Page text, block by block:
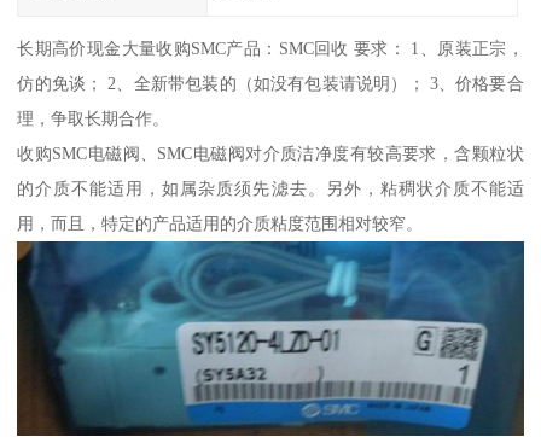
长期高价现金大量收购SMC产品：SMC回收 要求： 1、原装正宗，
仿的免谈； 2、全新带包装的（如没有包装请说明）； 3、价格要合
理，争取长期合作。
收购SMC电磁阀、SMC电磁阀对介质洁净度有较高要求，含颗粒状
的介质不能适用，如属杂质须先滤去。另外，粘稠状介质不能适
用，而且，特定的产品适用的介质粘度范围相对较窄。